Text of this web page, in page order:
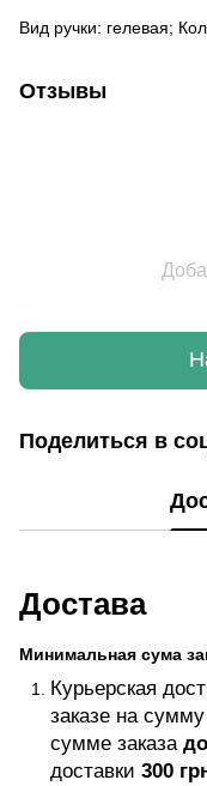
Вид ручки: гелевая;
Отзывы
Поделиться в
Достава
Минимальная сума
Курьерская
заказе на
сумме заказа
доставки 300